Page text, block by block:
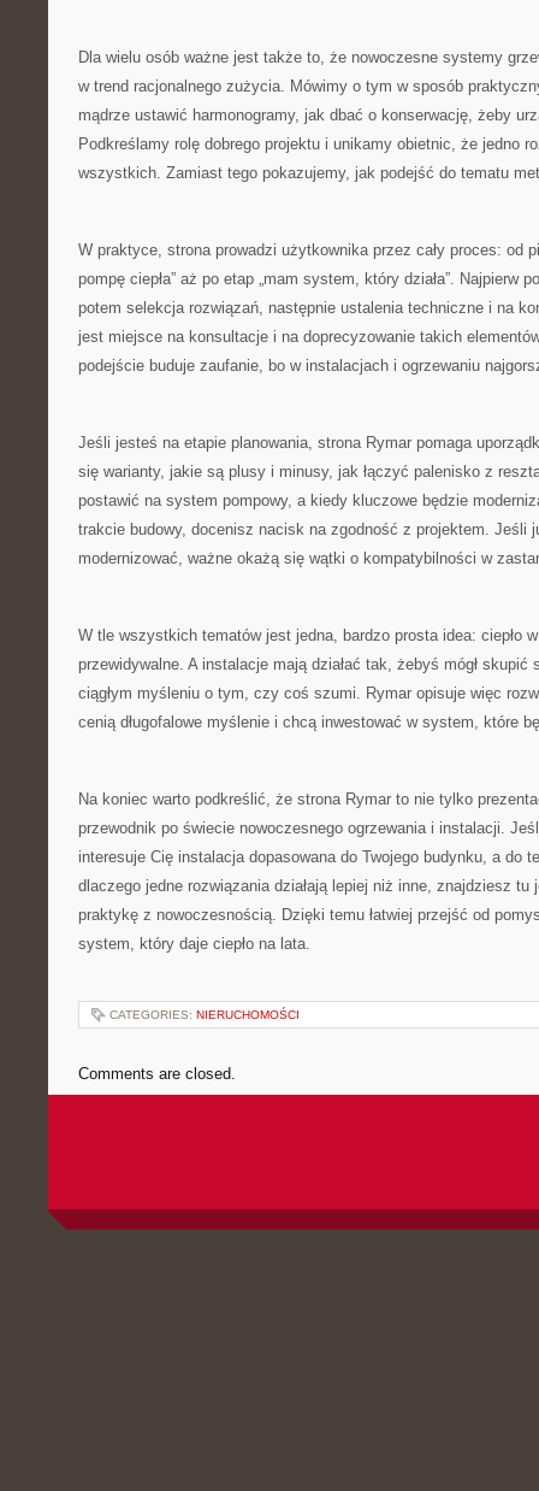
Dla wielu osób ważne jest także to, że nowoczesne systemy
w trend racjonalnego zużycia. Mówimy o tym w sposób
mądrze ustawić harmonogramy, jak dbać o konserwację, żeby
Podkreślamy rolę dobrego projektu i unikamy obietnic, że jedno
wszystkich. Zamiast tego pokazujemy, jak podejść do tematu
W praktyce, strona prowadzi użytkownika przez cały proces: od
pompę ciepła” aż po etap „mam system, który działa”. Najpierw
potem selekcja rozwiązań, następnie ustalenia techniczne i na
jest miejsce na konsultacje i na doprecyzowanie takich
podejście buduje zaufanie, bo w instalacjach i ogrzewaniu
Jeśli jesteś na etapie planowania, strona Rymar pomaga
się warianty, jakie są plusy i minusy, jak łączyć palenisko z
postawić na system pompowy, a kiedy kluczowe będzie
trakcie budowy, docenisz nacisk na zgodność z projektem. Jeśli
modernizować, ważne okażą się wątki o kompatybilności w
W tle wszystkich tematów jest jedna, bardzo prosta idea: ciepło
przewidywalne. A instalacje mają działać tak, żebyś mógł
ciągłym myśleniu o tym, czy coś szumi. Rymar opisuje więc
cenią długofalowe myślenie i chcą inwestować w system, które
Na koniec warto podkreślić, że strona Rymar to nie tylko
przewodnik po świecie nowoczesnego ogrzewania i instalacji.
interesuje Cię instalacja dopasowana do Twojego budynku, a do
dlaczego jedne rozwiązania działają lepiej niż inne, znajdziesz tu
praktykę z nowoczesnością. Dzięki temu łatwiej przejść od
system, który daje ciepło na lata.
CATEGORIES: NIERUCHOMOŚCI
Comments are closed.